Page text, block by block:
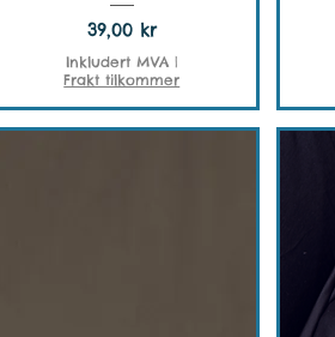
Pris
39,00 kr
Inkludert MVA |
Frakt tilkommer